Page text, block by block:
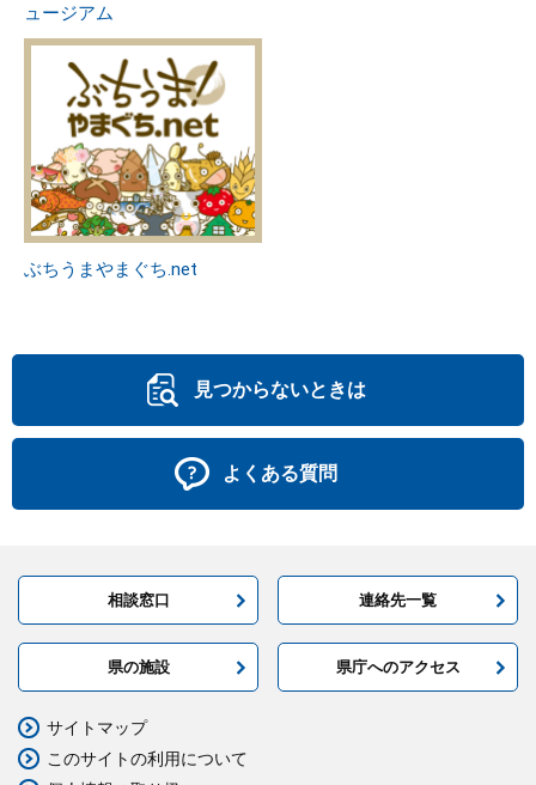
ュージアム
ぶちうまやまぐち.net
見つからないときは
よくある質問
相談窓口 連絡先一覧
県の施設 県庁へのアクセス
サイトマップ
このサイトの利用について